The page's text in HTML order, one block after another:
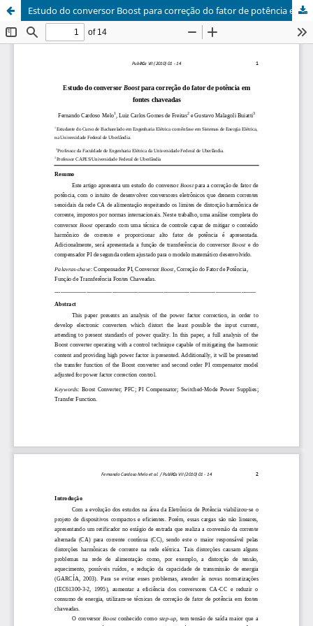
Estudo do conversor Boost para correção do fator de potência em fontes chaveadas